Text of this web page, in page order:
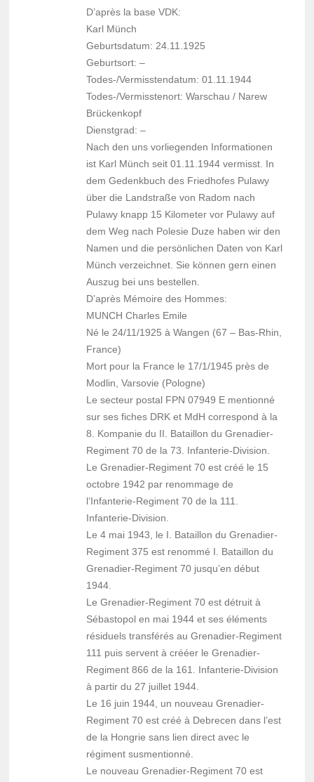
D’après la base VDK:
Karl Münch
Geburtsdatum: 24.11.1925
Geburtsort: –
Todes-/Vermisstendatum: 01.11.1944
Todes-/Vermisstenort: Warschau / Narew
Brückenkopf
Dienstgrad: –
Nach den uns vorliegenden Informationen
ist Karl Münch seit 01.11.1944 vermisst. In
dem Gedenkbuch des Friedhofes Pulawy
über die Landstraße von Radom nach
Pulawy knapp 15 Kilometer vor Pulawy auf
dem Weg nach Polesie Duze haben wir den
Namen und die persönlichen Daten von Karl
Münch verzeichnet. Sie können gern einen
Auszug bei uns bestellen.
D’après Mémoire des Hommes:
MUNCH Charles Emile
Né le 24/11/1925 à Wangen (67 – Bas-Rhin,
France)
Mort pour la France le 17/1/1945 près de
Modlin, Varsovie (Pologne)
Le secteur postal FPN 07949 E mentionné
sur ses fiches DRK et MdH correspond à la
8. Kompanie du II. Bataillon du Grenadier-
Regiment 70 de la 73. Infanterie-Division.
Le Grenadier-Regiment 70 est créé le 15
octobre 1942 par renommage de
l’Infanterie-Regiment 70 de la 111.
Infanterie-Division.
Le 4 mai 1943, le I. Bataillon du Grenadier-
Regiment 375 est renommé I. Bataillon du
Grenadier-Regiment 70 jusqu’en début
1944.
Le Grenadier-Regiment 70 est détruit à
Sébastopol en mai 1944 et ses éléments
résiduels transférés au Grenadier-Regiment
111 puis servent à crééer le Grenadier-
Regiment 866 de la 161. Infanterie-Division
à partir du 27 juillet 1944.
Le 16 juin 1944, un nouveau Grenadier-
Regiment 70 est créé à Debrecen dans l’est
de la Hongrie sans lien direct avec le
régiment susmentionné.
Le nouveau Grenadier-Regiment 70 est